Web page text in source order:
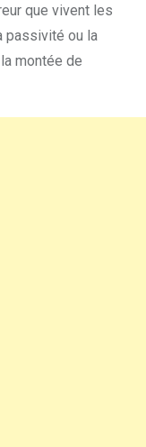
que vivent les
passivité ou la
montée de